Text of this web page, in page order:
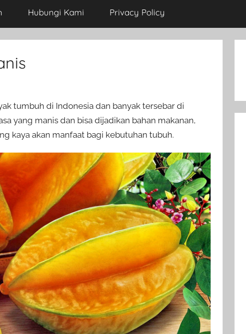
Hubungi Kami Privacy Policy
tumbuh di Indonesia dan banyak tersebar di
yang manis dan bisa dijadikan bahan makanan,
kaya akan manfaat bagi kebutuhan tubuh.